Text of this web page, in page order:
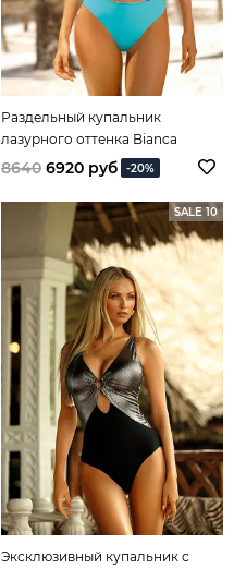
Раздельный купальник
лазурного оттенка Bianca
8640 6920 руб -20%
SALE 10
Эксклюзивный купальник с